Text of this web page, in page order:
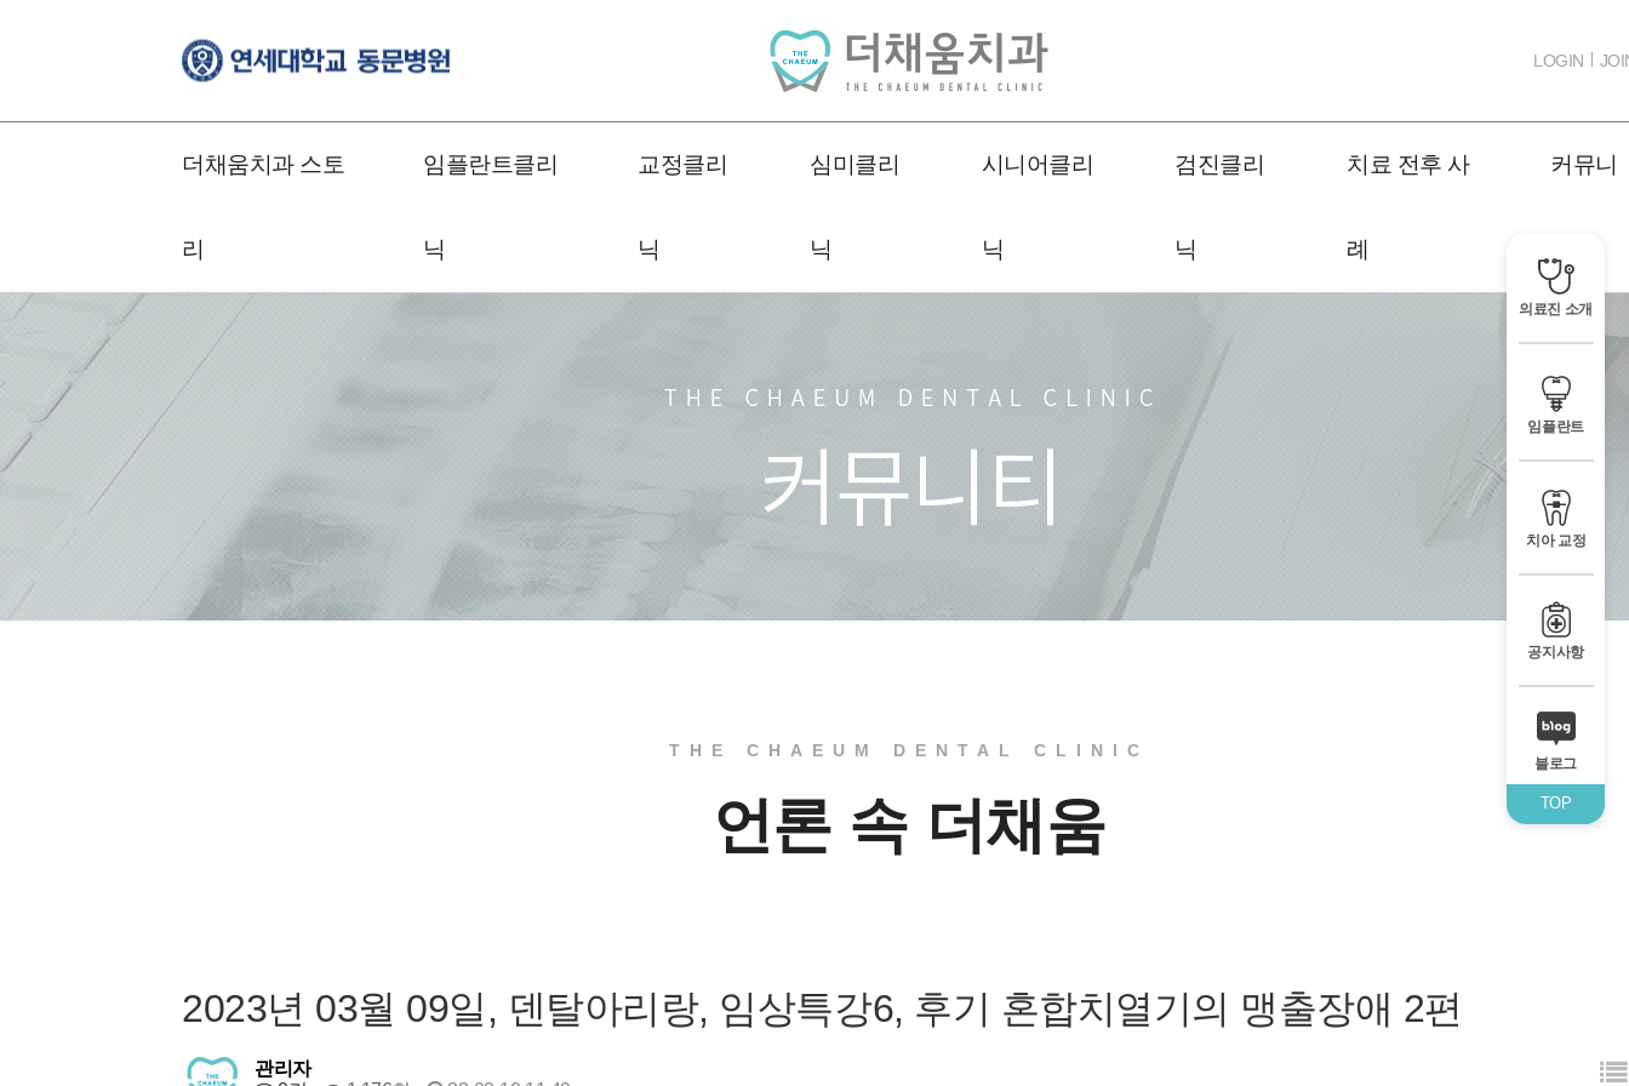
LOGIN
더채움치과 스토
리
임플란트클리
닉
교정클리
닉
심미클리
닉
시니어클리
닉
검진클리
닉
치료 전후 사
례
커뮤니
의료진 소개
임플란트
치아 교정
공지사항
블로그
TOP
THE CHAEUM DENTAL CLINIC
언론 속 더채움
2023년 03월 09일, 덴탈아리랑, 임상특강6, 후기 혼합치열기의 맹출장애 2편
관리자